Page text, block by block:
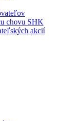
chovu SHK
akcií